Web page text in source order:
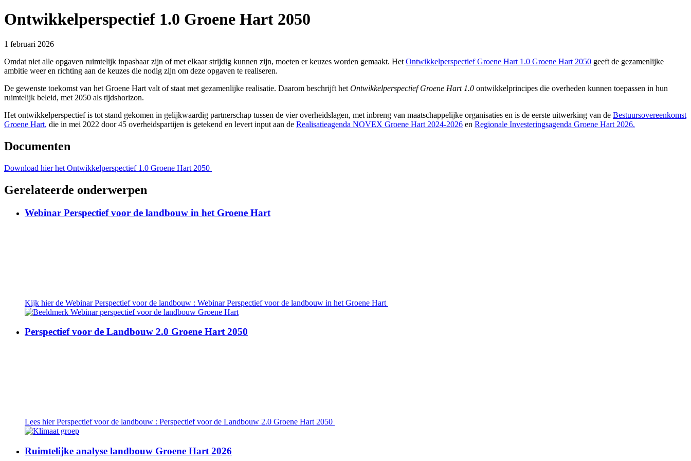
Ontwikkelperspectief 1.0 Groene Hart 2050
1 februari 2026
Omdat niet alle opgaven ruimtelijk inpasbaar zijn of met elkaar strijdig kunnen zijn, moeten er keuzes worden gemaakt. Het Ontwikkelperspectief Groene Hart 1.0 Groene Hart 2050 geeft de gezamenlijke
ambitie weer en richting aan de keuzes die nodig zijn om deze opgaven te realiseren.
De gewenste toekomst van het Groene Hart valt of staat met gezamenlijke realisatie. Daarom beschrijft het Ontwikkelperspectief Groene Hart 1.0 ontwikkelprincipes die overheden kunnen toepassen in hun
ruimtelijk beleid, met 2050 als tijdshorizon.
Het ontwikkelperspectief is tot stand gekomen in gelijkwaardig partnerschap tussen de vier overheidslagen, met inbreng van maatschappelijke organisaties en is de eerste uitwerking van de Bestuursovereenkomst
Groene Hart, die in mei 2022 door 45 overheidspartijen is getekend en levert input aan de Realisatieagenda NOVEX Groene Hart 2024-2026 en Regionale Investeringsagenda Groene Hart 2026.
Documenten
Download hier het Ontwikkelperspectief 1.0 Groene Hart 2050
Gerelateerde onderwerpen
Webinar Perspectief voor de landbouw in het Groene Hart
Kijk hier de Webinar Perspectief voor de landbouw : Webinar Perspectief voor de landbouw in het Groene Hart
Perspectief voor de Landbouw 2.0 Groene Hart 2050
Lees hier Perspectief voor de landbouw : Perspectief voor de Landbouw 2.0 Groene Hart 2050
Ruimtelijke analyse landbouw Groene Hart 2026